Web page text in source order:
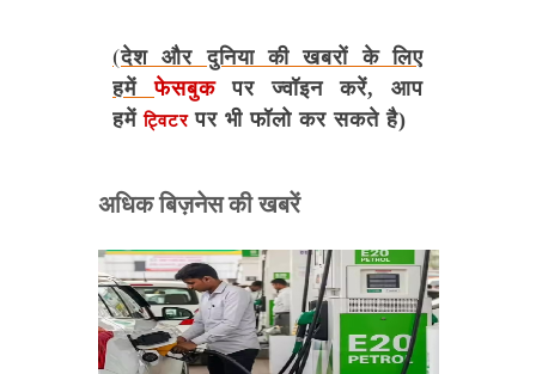
(देश और दुनिया की खबरों के लिए
हमेंफेसबुकपर ज्वॉइन करें, आप
हमेंट्विटर पर भी फॉलो कर सकते है)
अधिक बिज़नेस की खबरें